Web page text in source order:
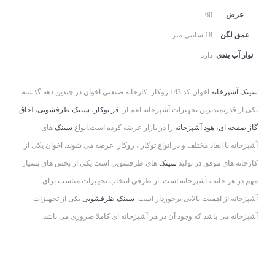
عرض 60
عمق لگن 18 سانتی متر
نوار آب بندی دارد
سینک آشپزخانه اخوان کد 143 روکار: کارحانه صنعتی اخوان در چندین دهه گذشته
یکی از قدرتمندترین تجهیزات آشپزخانه اعم از: فر توکار ، سینک ظرفشویی، ا جاق
گاز صفحه ای، هود آشپزخانه را در بازار عرضه کرده است.انواع سینکهای
آشپزخانه با ابعاد مختلف و در انواع توکار ، روکار عرضه می شوند. اخوان یکی از
کارخانه های موفق در تولید سینکهای ظرفشویی است.یکی از بخش های بسیار
مهم در هر خانه ، آشپزخانه است. از طرفی انتخاب تجهیزات مناسب برای
آشپزخانه از اهمیت بالایی برخوردار است. سینک ظرفشویییکی از تجهیزات
آشپزخانه می باشد که وجود آن در هر آشپزخانه ای کاملا ضروری می باشد.